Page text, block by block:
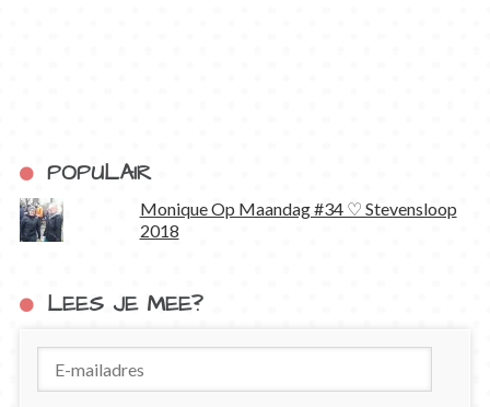
POPULAIR
Monique Op Maandag #34 ♡ Stevensloop
2018
LEES JE MEE?
mailadres